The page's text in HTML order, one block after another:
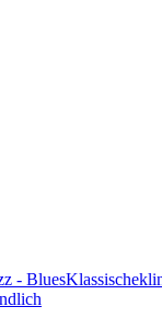
- BluesKlassische